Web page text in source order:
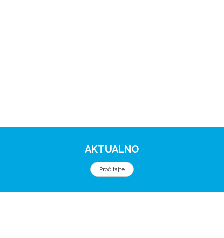
AKTUALNO
Pročitajte